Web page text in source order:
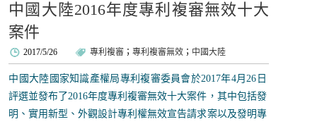
中國大陸2016年度專利複審無效十大
案件
2017/5/26 專利複審 ；專利複審無效 ； 中國大陸
中國大陸國家知識產權局專利複審委員會於2017年4月26日
評選並發布了2016年度專利複審無效十大案件，其中包括發
明、實用新型、外觀設計專利權無效宣告請求案以及發明專